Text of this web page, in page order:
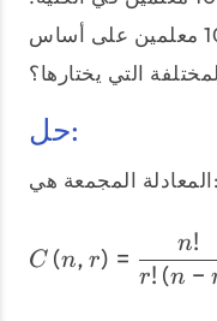
تريد الإدارة اختيار 5 من أصل 10 معلمين على أساس
التي يختارها؟
حل:
المعادلة المجمعة هي:
C (n, r) =
r! (n −
n!